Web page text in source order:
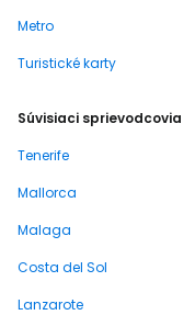
Metro
Turistické karty
Súvisiaci sprievodcovia
Tenerife
Mallorca
Malaga
Costa del Sol
Lanzarote